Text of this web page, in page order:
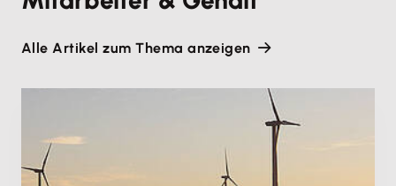
Alle Artikel zum Thema anzeigen